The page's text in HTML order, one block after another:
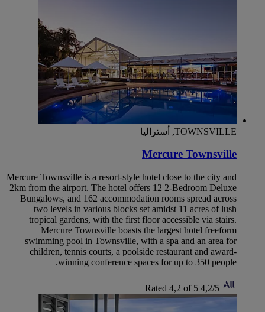
TOWNSVILLE, أستراليا
Mercure Townsville
Mercure Townsville is a resort-style hotel close to the city and
2km from the airport. The hotel offers 12 2-Bedroom Deluxe
Bungalows, and 162 accommodation rooms spread across
two levels in various blocks set amidst 11 acres of lush
tropical gardens, with the first floor accessible via stairs.
Mercure Townsville boasts the largest hotel freeform
swimming pool in Townsville, with a spa and an area for
children, tennis courts, a poolside restaurant and award-
winning conference spaces for up to 350 people.
4,2/5
Rated 4,2 of 5